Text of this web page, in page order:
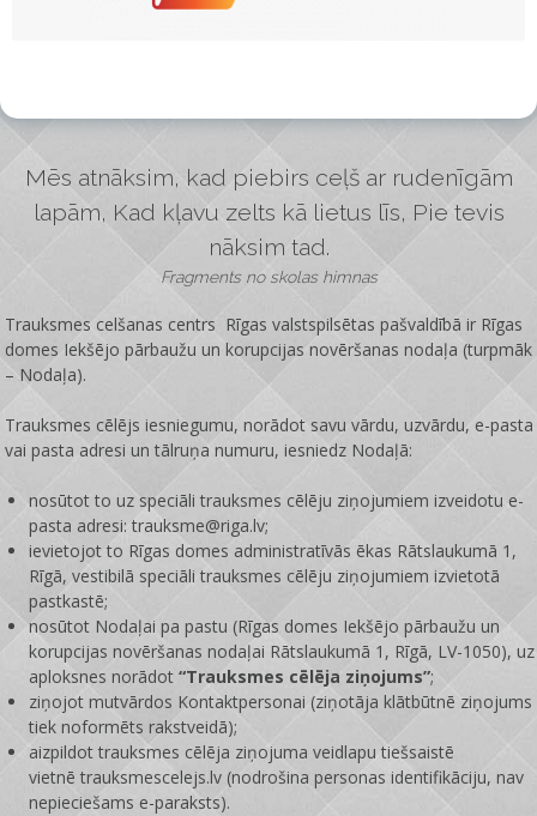
Mēs atnāksim, kad piebirs ceļš ar rudenīgām
lapām, Kad kļavu zelts kā lietus līs, Pie tevis
nāksim tad.
Fragments no skolas himnas
Trauksmes celšanas centrs Rīgas valstspilsētas pašvaldībā ir Rīgas
domes Iekšējo pārbaužu un korupcijas novēršanas nodaļa (turpmāk
– Nodaļa).
Trauksmes cēlējs iesniegumu, norādot savu vārdu, uzvārdu, e-pasta
vai pasta adresi un tālruņa numuru, iesniedz Nodaļā:
nosūtot to uz speciāli trauksmes cēlēju ziņojumiem izveidotu e-
pasta adresi: trauksme@riga.lv;
ievietojot to Rīgas domes administratīvās ēkas Rātslaukumā 1,
Rīgā, vestibilā speciāli trauksmes cēlēju ziņojumiem izvietotā
pastkastē;
nosūtot Nodaļai pa pastu (Rīgas domes Iekšējo pārbaužu un
korupcijas novēršanas nodaļai Rātslaukumā 1, Rīgā, LV-1050), uz
aploksnes norādot“Trauksmes cēlēja ziņojums”;
ziņojot mutvārdos Kontaktpersonai (ziņotāja klātbūtnē ziņojums
tiek noformēts rakstveidā);
aizpildot trauksmes cēlēja ziņojuma veidlapu tiešsaistē
vietnētrauksmescelejs.lv (nodrošina personas identifikāciju, nav
nepieciešams e-paraksts).